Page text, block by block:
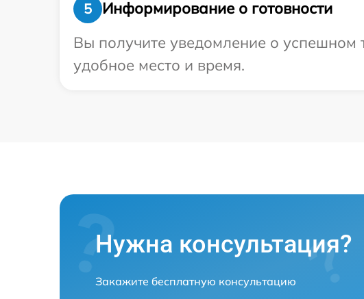
5
Информирование о готовности
Вы получите уведомление о успешном
удобное место и время.
Нужна консультация?
Закажите бесплатную консультацию